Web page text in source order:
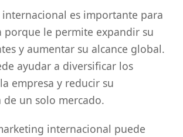
es importante para
porque le permite expandir su
y aumentar su alcance global.
ayudar a diversificar los
empresa y reducir su
de un solo mercado.
internacional puede